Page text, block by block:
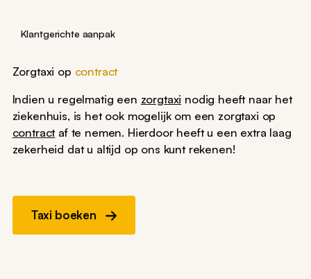
Klantgerichte aanpak
Zorgtaxi op contract
Indien u regelmatig een zorgtaxi nodig heeft naar het
ziekenhuis, is het ook mogelijk om een zorgtaxi op
contractaf te nemen. Hierdoor heeft u een extra laag
zekerheid dat u altijd op ons kunt rekenen!
Taxi boeken